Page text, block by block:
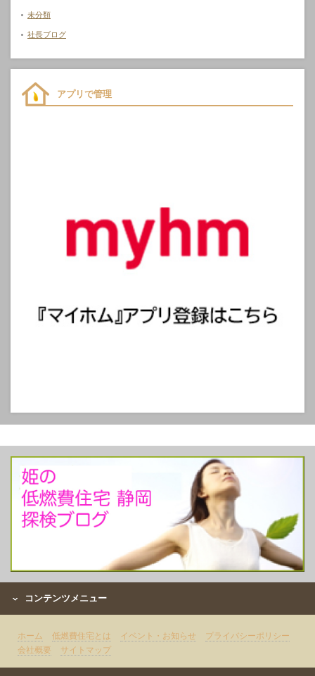
未分類
社長ブログ
アプリで管理
コンテンツメニュー
ホーム 低燃費住宅とは イベント・お知らせ
プライバシーポリシー
会社概要
サイトマップ